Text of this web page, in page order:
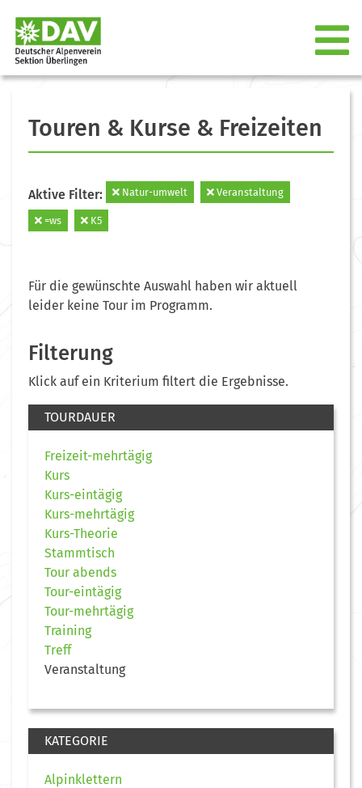
Touren & Kurse & Freizeiten
Aktive Filter: Natur-umwelt Veranstaltung
=ws K5
Für die gewünschte Auswahl haben wir aktuell
leider keine Tour im Programm.
Filterung
Klick auf ein Kriterium filtert die Ergebnisse.
TOURDAUER
Freizeit-mehrtägig
Kurs
Kurs-eintägig
Kurs-mehrtägig
Kurs-Theorie
Stammtisch
Tour abends
Tour-eintägig
Tour-mehrtägig
Training
Treff
Veranstaltung
KATEGORIE
Alpinklettern